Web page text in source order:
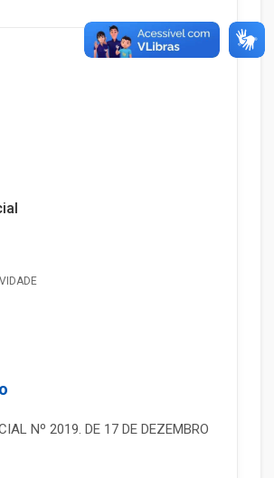
Nº 2019. DE 17 DE DEZEMBRO